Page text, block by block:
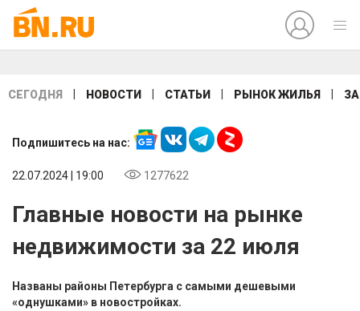
СЕГОДНЯ НОВОСТИ СТАТЬИ РЫНОК ЖИЛЬЯ
Подпишитесь на нас:
22.07.2024 | 19:00 1277622
Главные новости на рынке
недвижимости за 22 июля
Названы районы Петербурга с самыми дешевыми
«однушками» в новостройках.